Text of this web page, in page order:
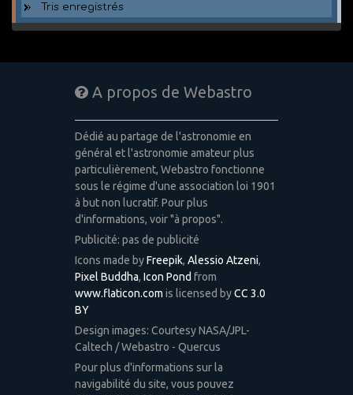
Tris enregistrés
A propos de Webastro
Dédié au partage de l'astronomie en
général et l'astronomie amateur plus
particulièrement, Webastro fonctionne
sous le régime d'une association loi 1901
à but non lucratif. Pour plus
d'informations, voir "à propos".
Publicité: pas de publicité
Icons made byFreepik, Alessio Atzeni,
Pixel Buddha, Icon Pond from
www.flaticon.com is licensed byCC 3.0
BY
Design images: Courtesy NASA/JPL-
Caltech / Webastro - Quercus
Pour plus d'informations sur la
navigabilité du site, vous pouvez